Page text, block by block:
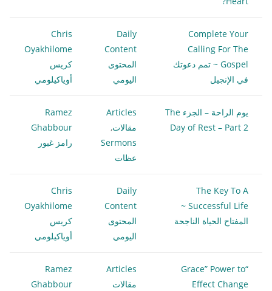
Complete Your
Calling For The
Gospel ~ تمم دعوتك
في الإنجيل
Daily
Content
المحتوى
اليومي
Chris
Oyakhilome
كريس
أوياكيلومي
يوم الراحة – الجزء The
Day of Rest – Part 2
Articles
مقالات,
Sermons
عظات
Ramez
Ghabbour
رامز غبور
The Key To A
Successful Life ~
المفتاح الحياة الناجحة
Daily
Content
المحتوى
اليومي
Chris
Oyakhilome
كريس
أوياكيلومي
“Grace” Power to
Effect Change
Articles
مقالات
Ramez
Ghabbour